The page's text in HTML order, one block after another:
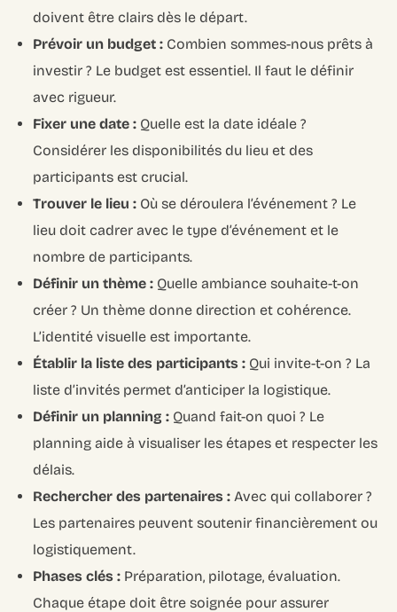
doivent être clairs dès le départ.
Prévoir un budget : Combien sommes-nous prêts à
investir ? Le budget est essentiel. Il faut le définir
avec rigueur.
Fixer une date : Quelle est la date idéale ?
Considérer les disponibilités du lieu et des
participants est crucial.
Trouver le lieu : Où se déroulera l’événement ? Le
lieu doit cadrer avec le type d’événement et le
nombre de participants.
Définir un thème : Quelle ambiance souhaite-t-on
créer ? Un thème donne direction et cohérence.
L’identité visuelle est importante.
Établir la liste des participants : Qui invite-t-on ? La
liste d’invités permet d’anticiper la logistique.
Définir un planning : Quand fait-on quoi ? Le
planning aide à visualiser les étapes et respecter les
délais.
Rechercher des partenaires : Avec qui collaborer ?
Les partenaires peuvent soutenir financièrement ou
logistiquement.
Phases clés : Préparation, pilotage, évaluation.
Chaque étape doit être soignée pour assurer